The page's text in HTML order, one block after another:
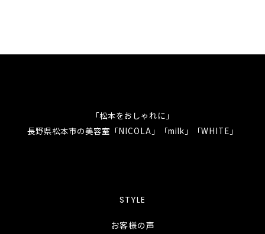
「松本をおしゃれに」
長野県松本市の美容室「NICOLA」「milk」「WHITE」
STYLE
お客様の声